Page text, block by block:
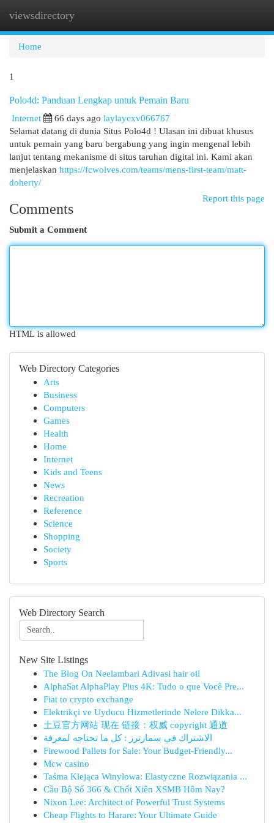
viewsdirectory
Home
1
Polo4d: Panduan Lengkap untuk Pemain Baru
Internet
66 days ago laylaycxv066767
Selamat datang di dunia Situs Polo4d ! Ulasan ini dibuat khusus
untuk pemain yang baru bergabung yang ingin mengenal lebih
lanjut tentang mekanisme di situs taruhan digital ini. Kami akan
menjelaskan https://fcwolves.com/teams/mens-first-team/matt-
doherty/
Report this page
Comments
Submit a Comment
HTML is allowed
Web Directory Categories
Arts
Business
Computers
Games
Health
Home
Internet
Kids and Teens
News
Recreation
Reference
Science
Shopping
Society
Sports
Web Directory Search
New Site Listings
The Blog On Neelambari Adivasi hair oil
AlphaSat AlphaPlay Plus 4K: Tudo o que Você Pre...
Fiat to crypto exchange
Elektrikçi ve Uyducu Hizmetlerinde Nelere Dikka...
土豆官方网站 现在 链接：权威 copyright 通道
الاشتراك في سمارترز : كل ما تحتاجه لمعرفة
Firewood Pallets for Sale: Your Budget-Friendly...
Mcw casino
Taśma Klejąca Winylowa: Elastyczne Rozwiązania ...
Cầu Bộ Số 366 & Chốt Xiên XSMB Hôm Nay?
Nixon Lee: Architect of Powerful Trust Systems
Cheap Flights to Harare: Your Ultimate Guide